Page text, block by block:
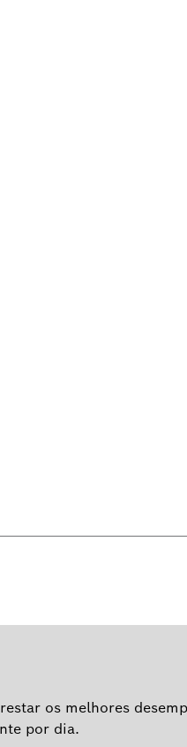
os melhores
por dia.